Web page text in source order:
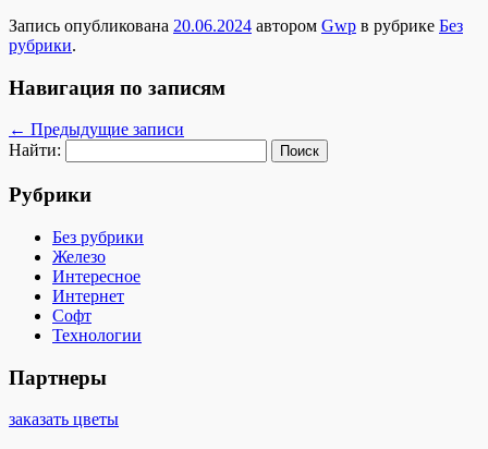
Запись опубликована 20.06.2024 автором Gwp в рубрике Без
рубрики.
Навигация по записям
← Предыдущие записи
Найти:
Рубрики
Без рубрики
Железо
Интересное
Интернет
Софт
Технологии
Партнеры
заказать цветы